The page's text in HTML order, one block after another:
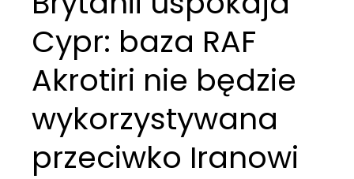
Cypr: baza RAF
Akrotiri nie będzie
wykorzystywana
przeciwko Iranowi